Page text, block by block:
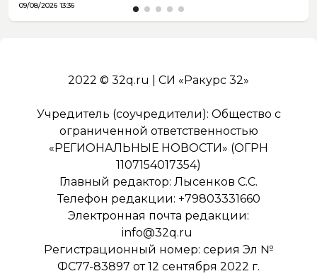
09/08/2026 13:36
2022 © 32q.ru | СИ «Ракурс 32»
Учредитель (соучредители): Общество с
ограниченной ответственностью
«РЕГИОНАЛЬНЫЕ НОВОСТИ» (ОГРН
1107154017354)
Главный редактор: Лысенков С.С.
Телефон редакции: +79803331660
Электронная почта редакции:
info@32q.ru
Регистрационный номер: серия Эл №
ФС77-83897 от 12 сентября 2022 г.